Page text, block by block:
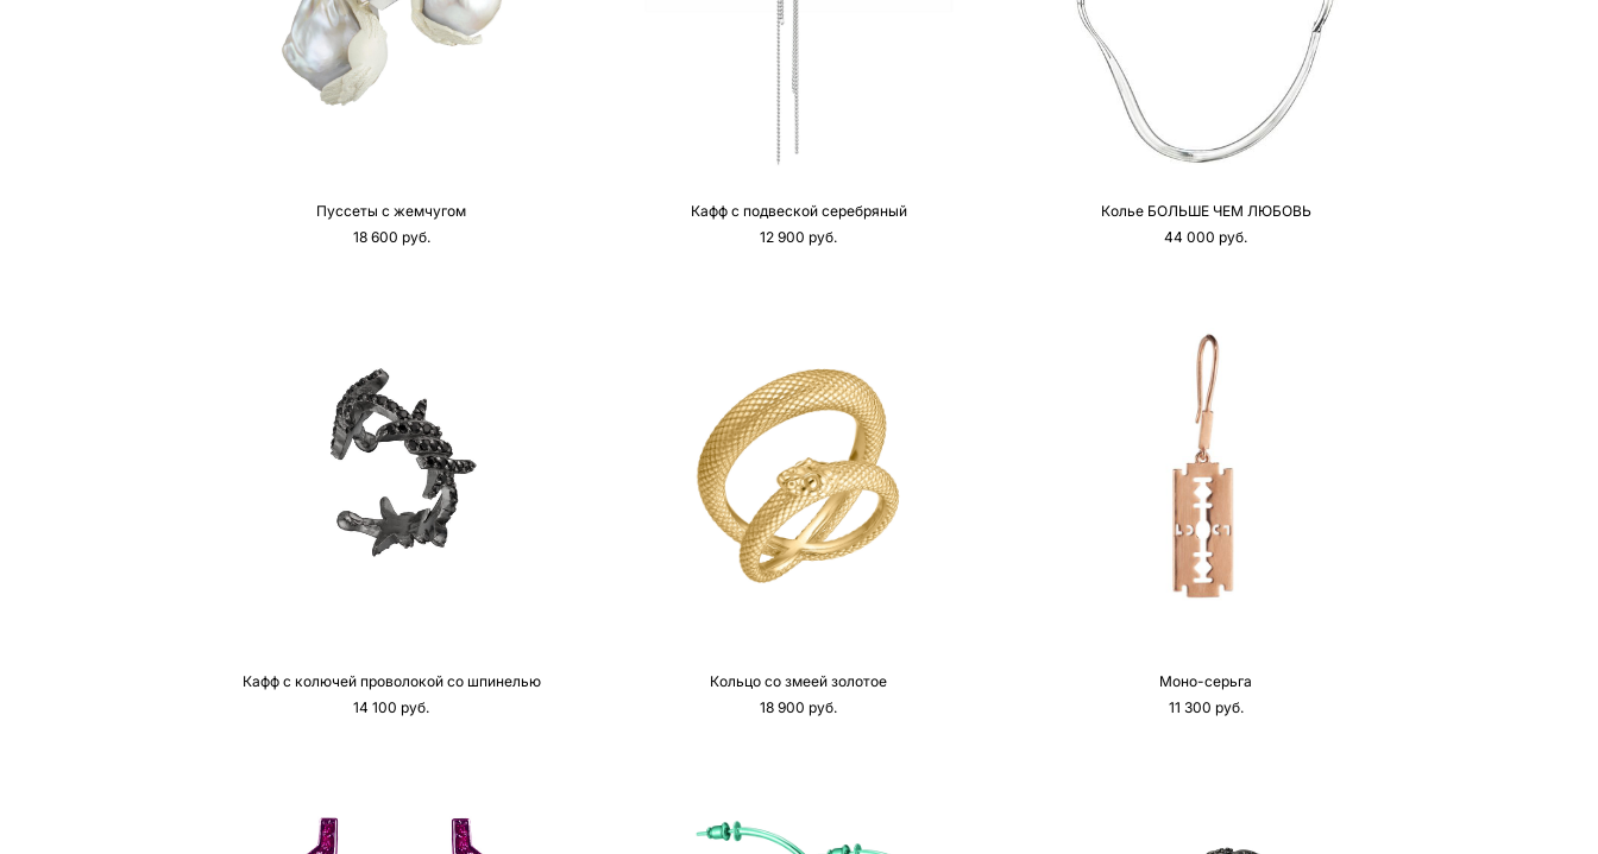
Пуссеты с жемчугом
18 600 pуб.
Кафф с подвеской серебряный
12 900 pуб.
Колье БОЛЬШЕ ЧЕМ ЛЮБОВЬ
44 000 pуб.
Кафф с колючей проволокой со шпинелью
14 100 pуб.
Кольцо со змеей золотое
18 900 pуб.
Моно-серьга
11 300 pуб.